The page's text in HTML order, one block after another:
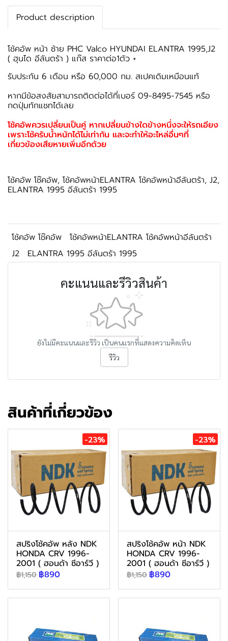
Product description
โช้คอัพ หน้า ซ้าย PHC Valco HYUNDAI ELANTRA 1995,J2
( ฮุนได อีลันตร้า ) แก๊ส ราคาต่อ1ตัว +
รับประกัน 6 เดือน หรือ 60,000 กม. สเปคเดิมเหมือนแท้
หากมีข้อสงสัยสามารถติดต่อได้ที่เบอร์ 09-8495-7545 หรือ
กดปุ่มทักแชทได้เลย
โช้คอัพควรเปลี่ยนเป็นคู่ หากเปลี่ยนข้างใดข้างหนึ่งจะให้รถเอียง
เพราะโช้ครับน้ำหนักได้ไม่เท่ากัน และจะทำให้อะไหล่อื่นๆที่
เกี่ยวข้องเสียหายเพิ่มอีกด้วย
โช้คอัพ โช๊คอัพ, โช้คอัพหน้าELANTRA โช้คอัพหน้าอีลันตร้า, J2,
ELANTRA 1995 อีลันตร้า 1995
โช้คอัพ โช๊คอัพ
โช้คอัพหน้าELANTRA โช้คอัพหน้าอีลันตร้า
J2
ELANTRA 1995 อีลันตร้า 1995
คะแนนและรีวิวสินค้า
ยังไม่มีคะแนนและรีวิว เป็นคนแรกที่แสดงความคิดเห็น
รีวิว
สินค้าที่เกี่ยวข้อง
-23%
สปริงโช้คอัพ หลัง NDK
HONDA CRV 1996-
2001 ( ฮอนด้า ซีอาร์วี )
฿1,150 ฿890
-23%
สปริงโช้คอัพ หน้า NDK
HONDA CRV 1996-
2001 ( ฮอนด้า ซีอาร์วี )
฿1,150 ฿890